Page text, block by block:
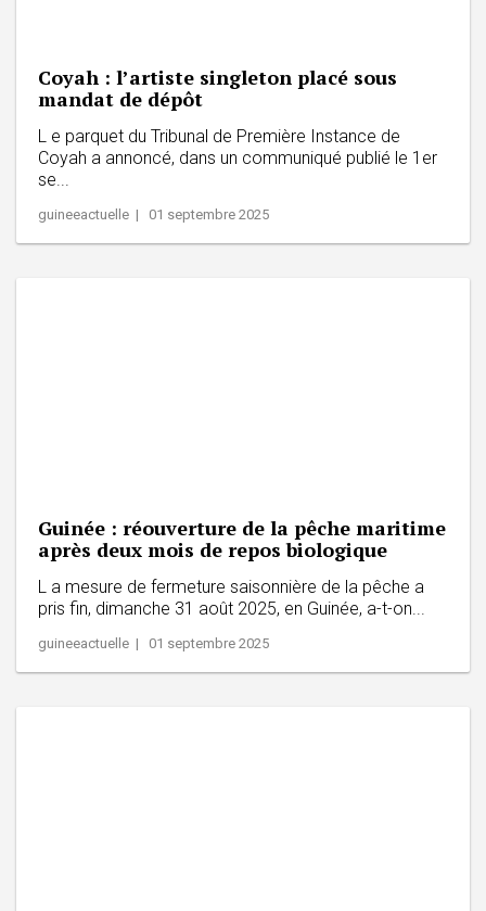
Coyah : l’artiste singleton placé sous
mandat de dépôt
L e parquet du Tribunal de Première Instance de
Coyah a annoncé, dans un communiqué publié le 1er
se...
guineeactuelle | 01 septembre 2025
Guinée : réouverture de la pêche maritime
après deux mois de repos biologique
L a mesure de fermeture saisonnière de la pêche a
pris fin, dimanche 31 août 2025, en Guinée, a-t-on...
guineeactuelle | 01 septembre 2025